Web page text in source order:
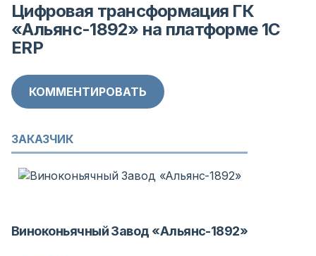
Цифровая трансформация ГК
«Альянс-1892» на платформе 1С
ERP
КОММЕНТИРОВАТЬ
ЗАКАЗЧИК
Виноконьячный Завод «Альянс-1892»